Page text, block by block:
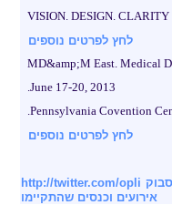
VISION. DESIGN. CLARITY
לחץ לפרטים נוספים
MD&amp;M East. Medical
June 17-20, 2013.
Pennsylvania Covention
לחץ לפרטים נוספים
http://twitter.com/opli
אירועים וכנסים שהתקיימו